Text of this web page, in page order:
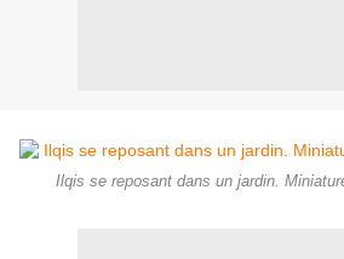
Ilqis se reposant dans un jardin.